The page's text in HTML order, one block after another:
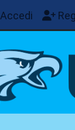
Accedi